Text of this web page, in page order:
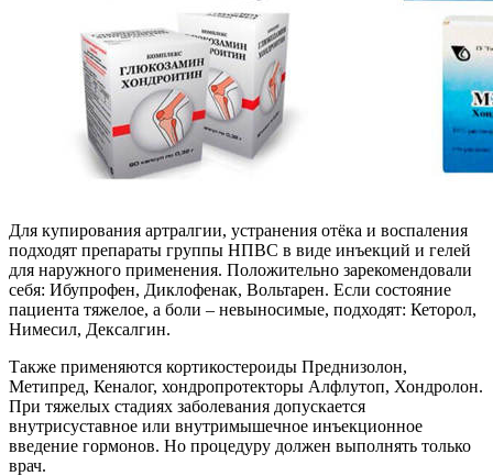
Для купирования артралгии, устранения отёка и воспаления
подходят препараты группы НПВС в виде инъекций и гелей
для наружного применения. Положительно зарекомендовали
себя: Ибупрофен, Диклофенак, Вольтарен. Если состояние
пациента тяжелое, а боли – невыносимые, подходят: Кеторол,
Нимесил, Дексалгин.
Также применяются кортикостероиды Преднизолон,
Метипред, Кеналог, хондропротекторы Алфлутоп, Хондролон.
При тяжелых стадиях заболевания допускается
внутрисуставное или внутримышечное инъекционное
введение гормонов. Но процедуру должен выполнять только
врач.